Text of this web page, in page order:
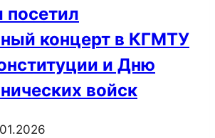
посетил
концерт в КГМТУ
и Дню
войск